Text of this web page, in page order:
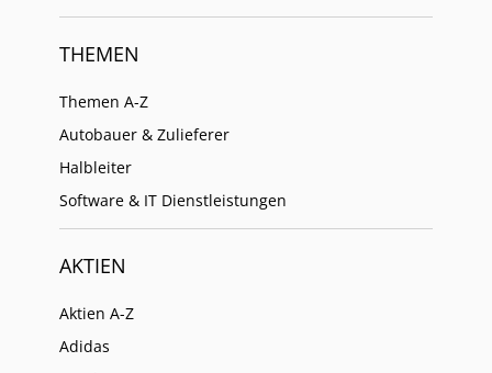
THEMEN
Themen A-Z
Autobauer & Zulieferer
Halbleiter
Software & IT Dienstleistungen
AKTIEN
Aktien A-Z
Adidas